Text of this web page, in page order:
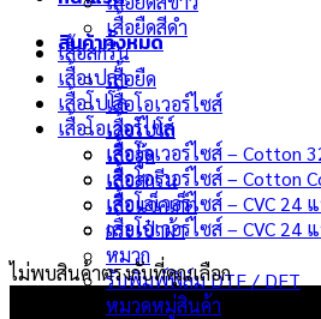
สินค้าทั้งหมด
เสื้อยืด
เสื้อโอเวอร์ไซส์
เสื้อโปโล
เสื้อฮู๊ด
เสื้อสกรีน
เสื้อแจ็คเก็ต
กระเป๋าผ้า
หมวก
รับพิมพ์ฟิล์ม DTF / DFT
หมวดหมู่สินค้า
เสื้อยืดสีดำ
เสื้อสกรีน
เสื้อเปล่า
เสื้อโปโล
เสื้อโอเวอร์ไซส์
เสื้อโอเวอร์ไซส์ – Cotton
เสื้อโอเวอร์ไซส์ – Cotton
เสื้อโอเวอร์ไซส์ – CVC 24
เสื้อโอเวอร์ไซส์ – CVC 24
ไม่พบสินค้าตรงกับที่คุณเลือก